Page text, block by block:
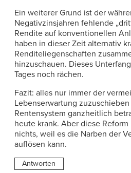
Ein weiterer Grund ist der
Negativzinsjahren fehlende
Rendite auf konventionellen
haben in dieser Zeit alternativ
Renditeliegenschaften
hinzuschauen. Dieses
Tages noch rächen.
Fazit: alles nur immer der
Lebenserwartung
Rentensystem ganzheitlich
heute krank. Aber diese
nichts, weil es die Narben der
auflösen kann.
Antworten